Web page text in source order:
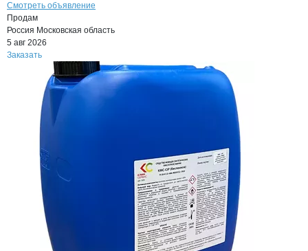
Смотреть объявление
Продам
Россия Московская область
5 авг 2026
Заказать